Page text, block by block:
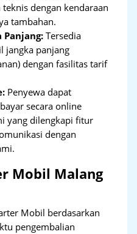
dengan kendaraan
tambahan.
Panjang:Tersedia
jangka panjang
dengan fasilitas tarif
Penyewa dapat
secara online
yang dilengkapi fitur
dengan
Mobil Malang
Mobil berdasarkan
pengembalian